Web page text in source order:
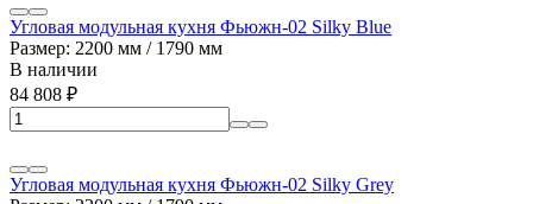
Угловая модульная кухня Фьюжн-02 Silky Blue
Размер: 2200 мм / 1790 мм
В наличии
84 808 ₽
Угловая модульная кухня Фьюжн-02 Silky Grey